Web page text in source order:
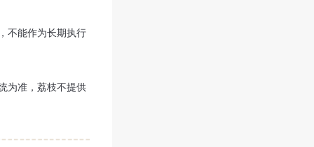
不能作为长期执行
为准，荔枝不提供